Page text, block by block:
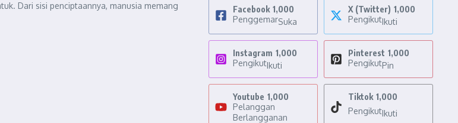
Dari sisi penciptaannya, manusia memang
Facebook 1,000
PenggemarSuka
X (Twitter) 1,000
PengikutIkuti
Instagram 1,000
PengikutIkuti
Pinterest 1,000
PengikutPin
Youtube 1,000
Pelanggan
Berlangganan
Tiktok 1,000
PengikutIkuti